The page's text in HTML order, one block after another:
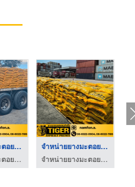
จำหน่ายยางมะตอยถุงรา ...
จำหน่ายยางมะตอยราคาส่ง - TIGER
จำหน่ายยางมะตอยผสมสำ ...
จำหน่ายยางมะตอยราคาส่ง - TIGER